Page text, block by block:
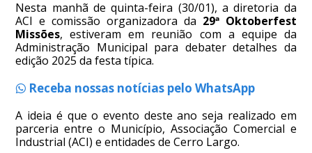
Nesta manhã de quinta-feira (30/01), a diretoria da
ACI e comissão organizadora da 29ª Oktoberfest
Missões, estiveram em reunião com a equipe da
Administração Municipal para debater detalhes da
edição 2025 da festa típica.
Receba nossas notícias pelo WhatsApp
A ideia é que o evento deste ano seja realizado em
parceria entre o Município, Associação Comercial e
Industrial (ACI) e entidades de Cerro Largo.